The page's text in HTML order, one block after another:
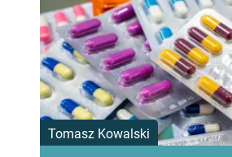
Tomasz Kowalski